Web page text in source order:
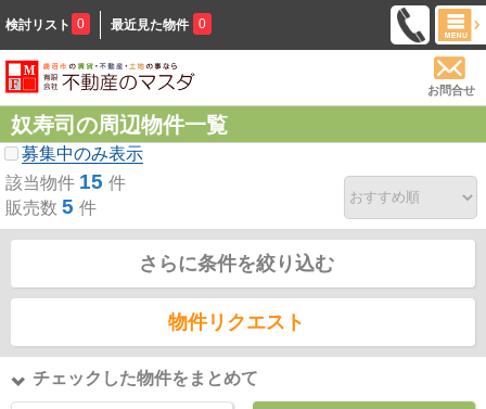
検討リスト 0 最近見た物件 0
お問合せ
奴寿司の周辺物件一覧
募集中のみ表示
該当物件 15 件
販売数 5 件
さらに条件を絞り込む
物件リクエスト
チェックした物件をまとめて